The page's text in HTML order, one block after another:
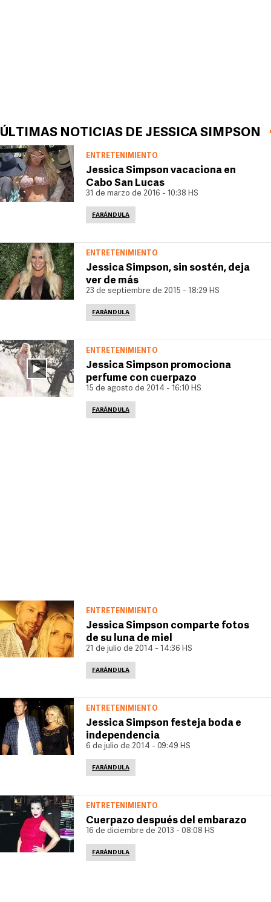
ÚLTIMAS NOTICIAS DE JESSICA SIMPSON
ENTRETENIMIENTO
Jessica Simpson vacaciona en
Cabo San Lucas
31 de marzo de 2016 - 10:38 HS
FARÁNDULA
ENTRETENIMIENTO
Jessica Simpson, sin sostén, deja
ver de más
23 de septiembre de 2015 - 18:29 HS
FARÁNDULA
ENTRETENIMIENTO
Jessica Simpson promociona
perfume con cuerpazo
15 de agosto de 2014 - 16:10 HS
FARÁNDULA
ENTRETENIMIENTO
Jessica Simpson comparte fotos
de su luna de miel
21 de julio de 2014 - 14:36 HS
FARÁNDULA
ENTRETENIMIENTO
Jessica Simpson festeja boda e
independencia
6 de julio de 2014 - 09:49 HS
FARÁNDULA
ENTRETENIMIENTO
Cuerpazo después del embarazo
16 de diciembre de 2013 - 08:08 HS
FARÁNDULA